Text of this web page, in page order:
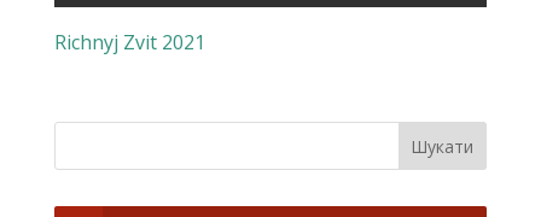
Richnyj Zvit 2021